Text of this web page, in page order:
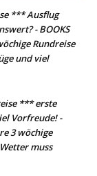
*** Ausflug
- BOOKS
Rundreise
und viel
*** erste
Vorfreude! -
3 wöchige
muss